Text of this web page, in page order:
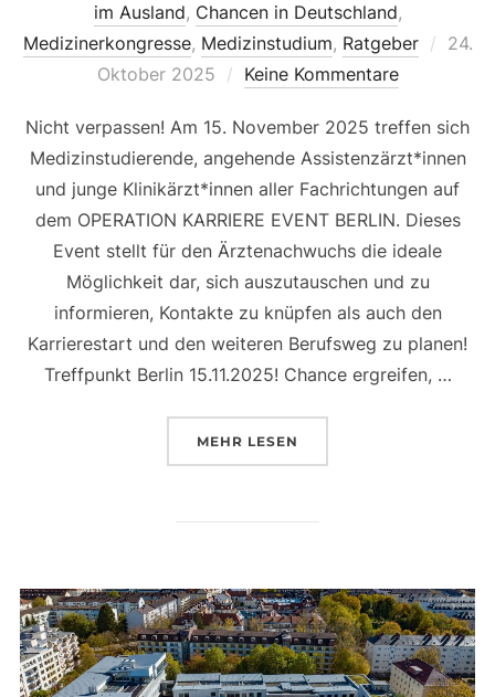
im Ausland, Chancen in Deutschland,
Medizinerkongresse, Medizinstudium, Ratgeber
24.
Oktober 2025
Keine Kommentare
Nicht verpassen! Am 15. November 2025 treffen sich
Medizinstudierende, angehende Assistenzärzt*innen
und junge Klinikärzt*innen aller Fachrichtungen auf
dem OPERATION KARRIERE EVENT BERLIN. Dieses
Event stellt für den Ärztenachwuchs die ideale
Möglichkeit dar, sich auszutauschen und zu
informieren, Kontakte zu knüpfen als auch den
Karrierestart und den weiteren Berufsweg zu planen!
Treffpunkt Berlin 15.11.2025! Chance ergreifen, …
MEHR ÜBER „OPERATION KARRIERE
LESEN